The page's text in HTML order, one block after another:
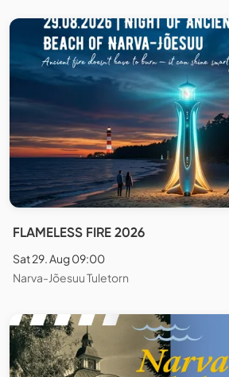
FLAMELESS FIRE 2026
Sat 29. Aug 09:00
Narva-Jõesuu Tuletorn